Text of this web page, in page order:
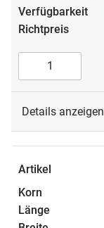
Details anzeigen